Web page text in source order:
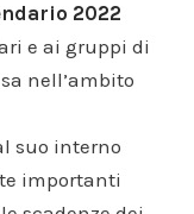
2022
e ai gruppi di
nell’ambito
suo interno
importanti